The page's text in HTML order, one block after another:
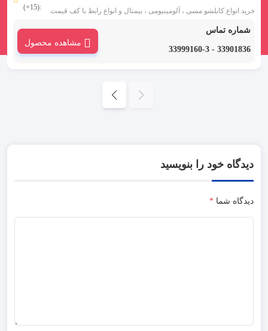
خرید انواع کابلشو مسی ، آلومینیومی ، بیمتال و انواع رابط با کف قیمت
شهرستان با تخفیف ویژه
:(15+)
شماره تماس
33901836 - 33999160-3
مشاهده محصول
دیدگاه خود را بنویسید
دیدگاه شما *